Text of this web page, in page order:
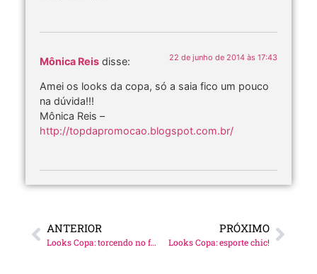
Mônica Reis disse: 22 de junho de 2014 às 17:43
Amei os looks da copa, só a saia fico um pouco
na dúvida!!!
Mônica Reis –
http://topdapromocao.blogspot.com.br/
ANTERIOR
Looks Copa: torcendo no frio!
PRÓXIMO
Looks Copa: esporte chic!